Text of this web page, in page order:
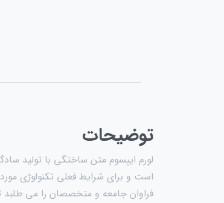
توضیحات
لورم ایپسوم متن ساختگی با تولید
است و برای شرایط فعلی تکنولوژی
فراوان جامعه و متخصصان را می طلبد